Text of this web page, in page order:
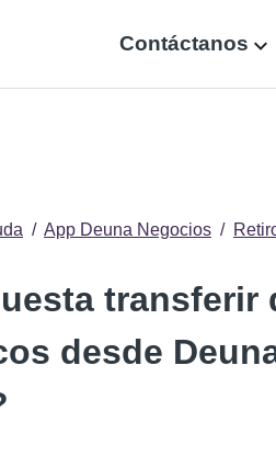
Contáctanos
App Deuna Negocios
transferir
desde